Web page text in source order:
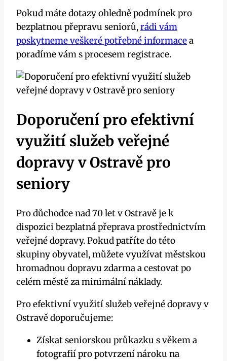
Pokud máte dotazy ohledně podmínek pro
bezplatnou přepravu seniorů,rádi vám
poskytneme veškeré potřebné informacea
poradíme vám s procesem registrace.
Doporučení pro efektivní
využití služeb veřejné
dopravy v Ostravě pro
seniory
Pro důchodce nad 70 let v Ostravě je k
dispozici bezplatná přeprava prostřednictvím
veřejné dopravy. Pokud patříte do této
skupiny obyvatel, můžete využívat městskou
hromadnou dopravu zdarma a cestovat po
celém městě za minimální náklady.
Pro efektivní využití služeb veřejné dopravy v
Ostravě doporučujeme:
Získat seniorskou průkazku s věkem a
fotografií pro potvrzení nároku na